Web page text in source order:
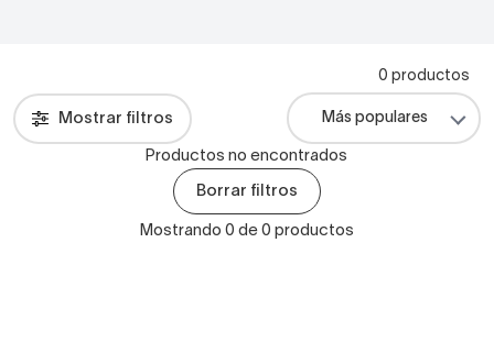
Mostrar filtros
0 productos
Productos no encontrados
Borrar filtros
Mostrando 0 de 0 productos